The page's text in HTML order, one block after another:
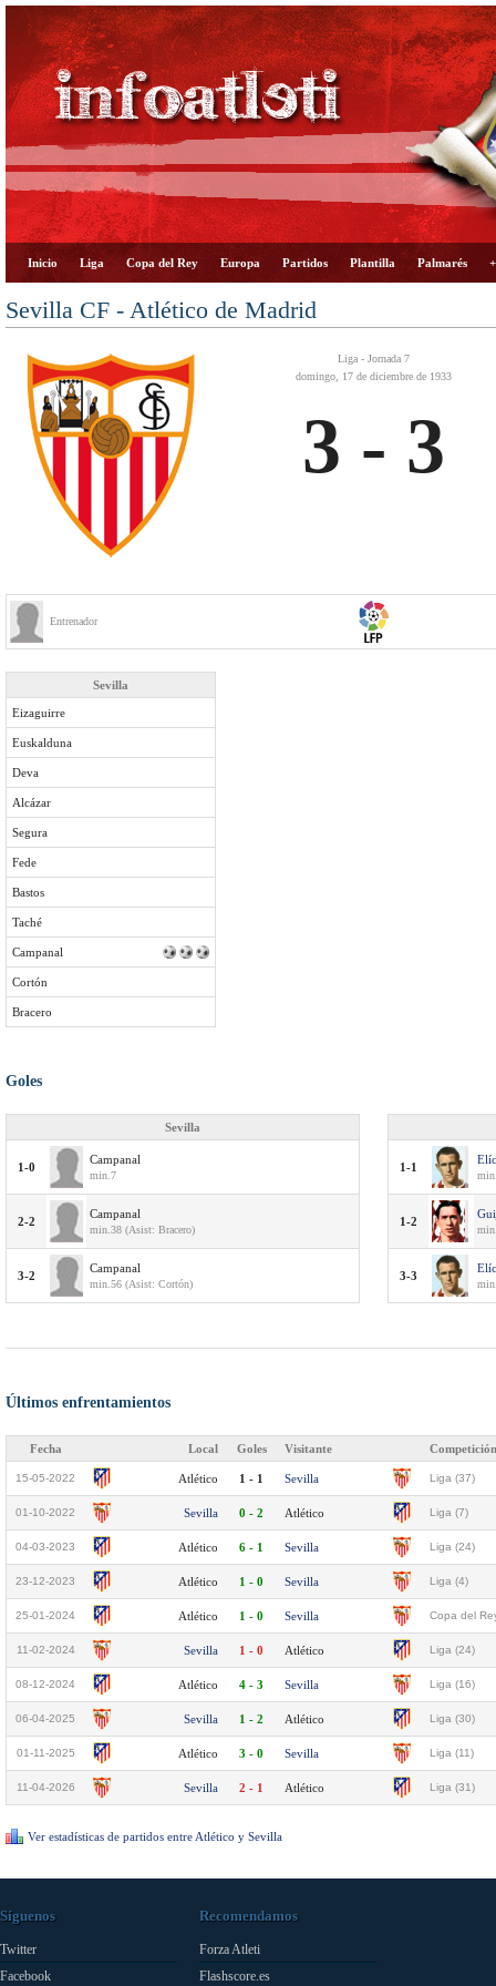
Inicio Liga Copa del Rey Europa Partidos Plantilla Palmarés
Sevilla CF - Atlético de Madrid
Liga - Jornada 7
domingo, 17 de diciembre de 1933
3 - 3
Entrenador
Sevilla
Eizaguirre
Euskalduna
Deva
Alcázar
Segura
Fede
Bastos
Taché
Campanal
Cortón
Bracero
Goles
Sevilla
1-0
Campanal
min.7
2-2
Campanal
min.38 (Asist: Bracero)
3-2
Campanal
min.56 (Asist: Cortón)
1-1
1-2
3-3
Últimos enfrentamientos
Fecha Local Goles Visitante Competición
15-05-2022 Atlético 1 - 1 Sevilla Liga (37)
01-10-2022 Sevilla 0 - 2 Atlético Liga (7)
04-03-2023 Atlético 6 - 1 Sevilla Liga (24)
23-12-2023 Atlético 1 - 0 Sevilla Liga (4)
25-01-2024 Atlético 1 - 0 Sevilla Copa del
11-02-2024 Sevilla 1 - 0 Atlético Liga (24)
08-12-2024 Atlético 4 - 3 Sevilla Liga (16)
06-04-2025 Sevilla 1 - 2 Atlético Liga (30)
01-11-2025 Atlético 3 - 0 Sevilla Liga (11)
11-04-2026 Sevilla 2 - 1 Atlético Liga (31)
Ver estadísticas de partidos entre Atlético y Sevilla
Síguenos
Twitter
Facebook
Recomendamos
Forza Atleti
Flashscore.es